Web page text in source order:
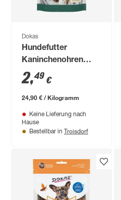
Dokas
Hundefutter
Kaninchenohren
getrocknet 100 g
2,49 €
24,90 € / Kilogramm
Keine Lieferung nach
Hause
Bestellbar in Troisdorf